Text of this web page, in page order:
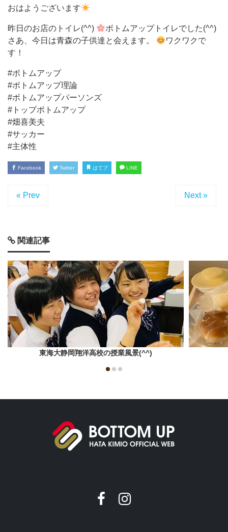
おはようございます
昨日のお店のトイレ(^^)
ボトムアップトイレでした(^^)
さあ、今日は青森の子供達と会えます。
ワクワクで
す！
#ボトムアップ
#ボトムアップ理論
#ボトムアップパーソンズ
#トップボトムアップ
#畑喜美夫
#サッカー
#主体性
Facebook Twitter はてブ LINE
« Prev Next »
関連記事
東海大静岡翔洋高校の授業風景(^^)